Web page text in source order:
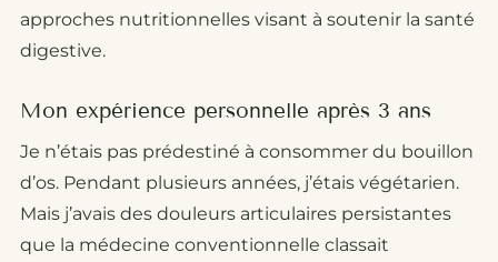
approches nutritionnelles visant à soutenir la santé
digestive.
Mon expérience personnelle après 3 ans
Je n’étais pas prédestiné à consommer du bouillon
d’os. Pendant plusieurs années, j’étais végétarien.
Mais j’avais des douleurs articulaires persistantes
que la médecine conventionnelle classait